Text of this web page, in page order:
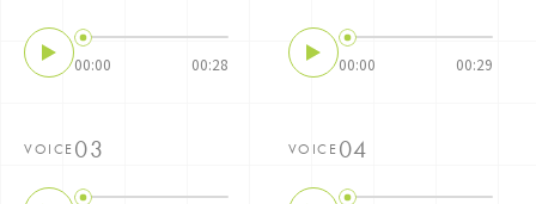
00:00 00:28 00:00 00:29
VOICE VOICE